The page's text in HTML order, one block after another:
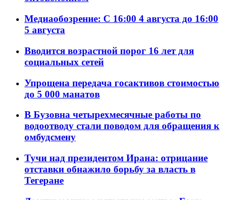
Медиаобозрение: С 16:00 4 августа до 16:00
5 августа
Вводится возрастной порог 16 лет для
социальных сетей
Упрощена передача госактивов стоимостью
до 5 000 манатов
В Бузовна четырехмесячные работы по
водоотводу стали поводом для обращения к
омбудсмену
Тучи над президентом Ирана: отрицание
отставки обнажило борьбу за власть в
Тегеране